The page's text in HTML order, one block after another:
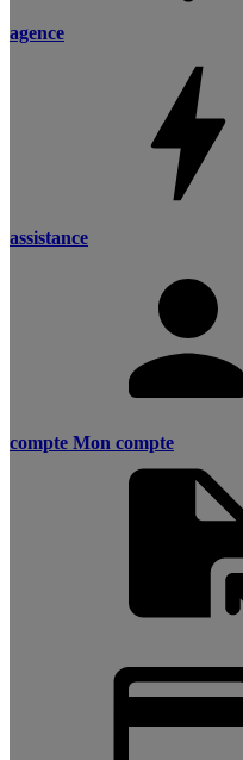
agence
assistance
compte Mon compte